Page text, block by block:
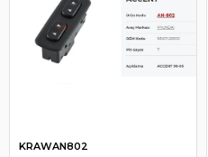
KRAWAN802